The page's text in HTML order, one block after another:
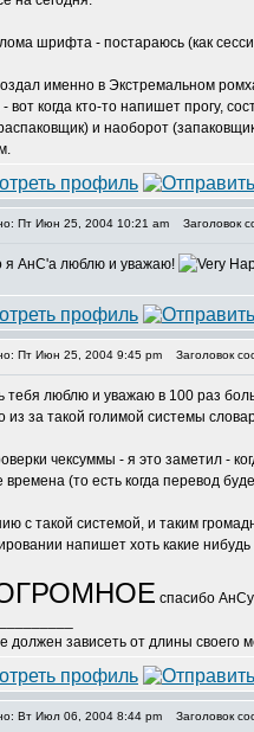
шрифта - постараюсь (как
именно в Экстремальном
вот когда кто-то напишет прогу,
и наоборот
Пт Июн 25, 2004 10:21 am Заголовок
я АнС'а люблю и уважаю!
Пт Июн 25, 2004 9:45 pm Заголовок
тебя люблю и уважаю в 100 раз
из за такой голимой системы
чексуммы - я это заметил -
(то есть когда перевод
с такой системой, и таким
напишет хоть какие
спасибо
должен зависеть от длины
Вт Июл 06, 2004 8:44 pm Заголовок